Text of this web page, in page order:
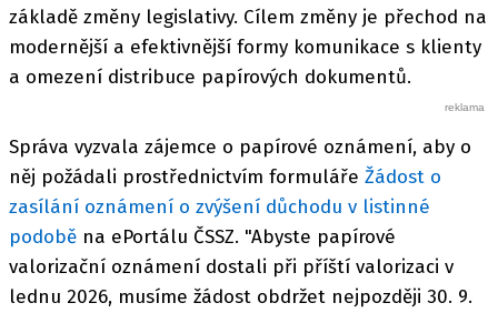
základě změny legislativy. Cílem změny je přechod na
modernější a efektivnější formy komunikace s klienty
a omezení distribuce papírových dokumentů.
Správa vyzvala zájemce o papírové oznámení, aby o
něj požádali prostřednictvím formuláře Žádost o
zasílání oznámení o zvýšení důchodu v listinné
podobě na ePortálu ČSSZ. "Abyste papírové
valorizační oznámení dostali při příští valorizaci v
lednu 2026, musíme žádost obdržet nejpozději 30. 9.